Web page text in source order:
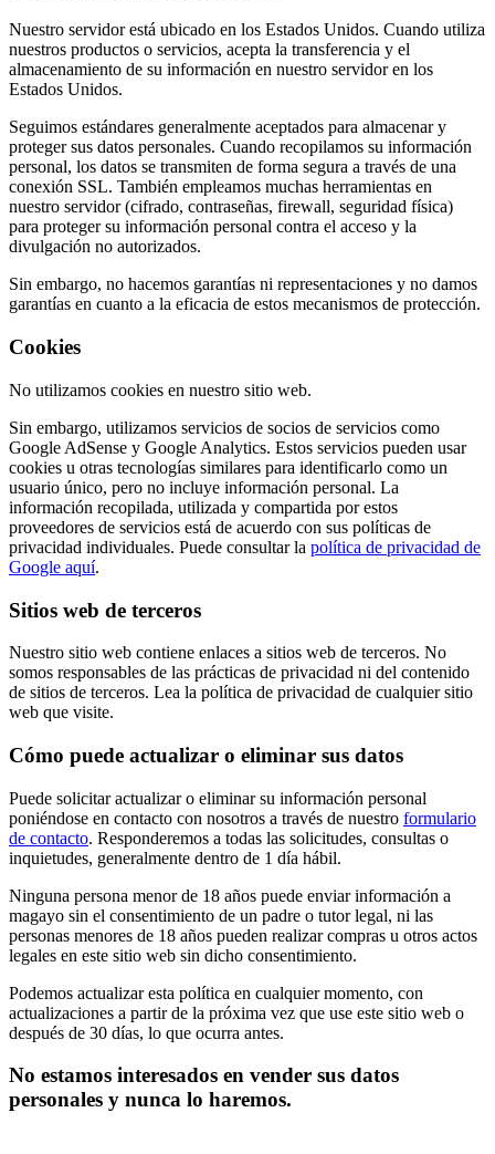
Nuestro servidor está ubicado en los Estados Unidos. Cuando utiliza
nuestros productos o servicios, acepta la transferencia y el
almacenamiento de su información en nuestro servidor en los
Estados Unidos.
Seguimos estándares generalmente aceptados para almacenar y
proteger sus datos personales. Cuando recopilamos su información
personal, los datos se transmiten de forma segura a través de una
conexión SSL. También empleamos muchas herramientas en
nuestro servidor (cifrado, contraseñas, firewall, seguridad física)
para proteger su información personal contra el acceso y la
divulgación no autorizados.
Sin embargo, no hacemos garantías ni representaciones y no damos
garantías en cuanto a la eficacia de estos mecanismos de protección.
Cookies
No utilizamos cookies en nuestro sitio web.
Sin embargo, utilizamos servicios de socios de servicios como
Google AdSense y Google Analytics. Estos servicios pueden usar
cookies u otras tecnologías similares para identificarlo como un
usuario único, pero no incluye información personal. La
información recopilada, utilizada y compartida por estos
proveedores de servicios está de acuerdo con sus políticas de
privacidad individuales. Puede consultar la política de privacidad de
Google aquí.
Sitios web de terceros
Nuestro sitio web contiene enlaces a sitios web de terceros. No
somos responsables de las prácticas de privacidad ni del contenido
de sitios de terceros. Lea la política de privacidad de cualquier sitio
web que visite.
Cómo puede actualizar o eliminar sus datos
Puede solicitar actualizar o eliminar su información personal
poniéndose en contacto con nosotros a través de nuestro formulario
de contacto. Responderemos a todas las solicitudes, consultas o
inquietudes, generalmente dentro de 1 día hábil.
Ninguna persona menor de 18 años puede enviar información a
magayo sin el consentimiento de un padre o tutor legal, ni las
personas menores de 18 años pueden realizar compras u otros actos
legales en este sitio web sin dicho consentimiento.
Podemos actualizar esta política en cualquier momento, con
actualizaciones a partir de la próxima vez que use este sitio web o
después de 30 días, lo que ocurra antes.
No estamos interesados en vender sus datos
personales y nunca lo haremos.